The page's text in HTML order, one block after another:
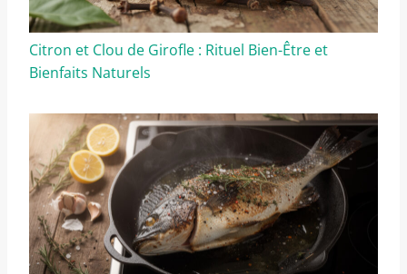
Citron et Clou de Girofle : Rituel Bien-Être et
Bienfaits Naturels